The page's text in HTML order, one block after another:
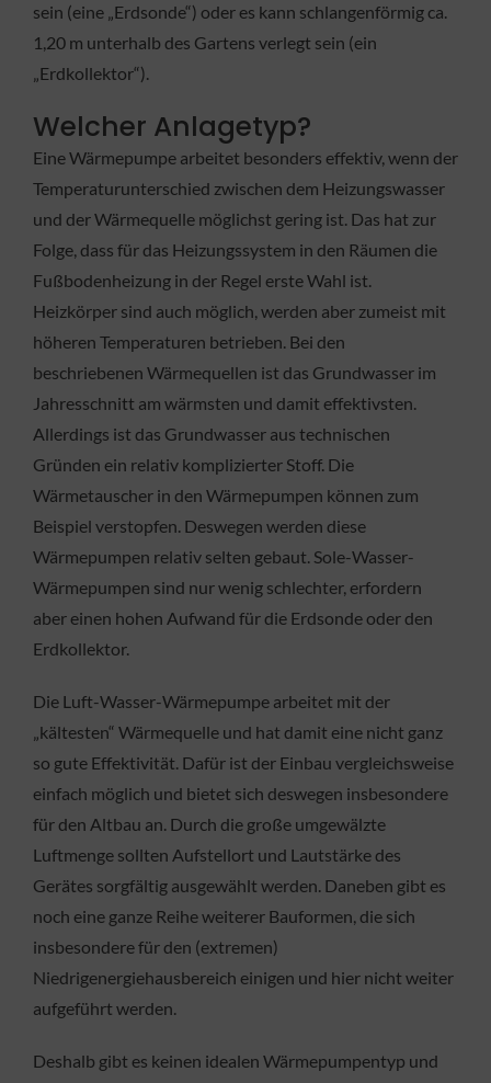
sein (eine „Erdsonde“) oder es kann schlangenförmig ca.
1,20 m unterhalb des Gartens verlegt sein (ein
„Erdkollektor“).
Welcher Anlagetyp?
Eine Wärmepumpe arbeitet besonders effektiv, wenn der
Temperaturunterschied zwischen dem Heizungswasser
und der Wärmequelle möglichst gering ist. Das hat zur
Folge, dass für das Heizungssystem in den Räumen die
Fußbodenheizung in der Regel erste Wahl ist.
Heizkörper sind auch möglich, werden aber zumeist mit
höheren Temperaturen betrieben. Bei den
beschriebenen Wärmequellen ist das Grundwasser im
Jahresschnitt am wärmsten und damit effektivsten.
Allerdings ist das Grundwasser aus technischen
Gründen ein relativ komplizierter Stoff. Die
Wärmetauscher in den Wärmepumpen können zum
Beispiel verstopfen. Deswegen werden diese
Wärmepumpen relativ selten gebaut. Sole-Wasser-
Wärmepumpen sind nur wenig schlechter, erfordern
aber einen hohen Aufwand für die Erdsonde oder den
Erdkollektor.
Die Luft-Wasser-Wärmepumpe arbeitet mit der
„kältesten“ Wärmequelle und hat damit eine nicht ganz
so gute Effektivität. Dafür ist der Einbau vergleichsweise
einfach möglich und bietet sich deswegen insbesondere
für den Altbau an. Durch die große umgewälzte
Luftmenge sollten Aufstellort und Lautstärke des
Gerätes sorgfältig ausgewählt werden. Daneben gibt es
noch eine ganze Reihe weiterer Bauformen, die sich
insbesondere für den (extremen)
Niedrigenergiehausbereich einigen und hier nicht weiter
aufgeführt werden.
Deshalb gibt es keinen idealen Wärmepumpentyp und